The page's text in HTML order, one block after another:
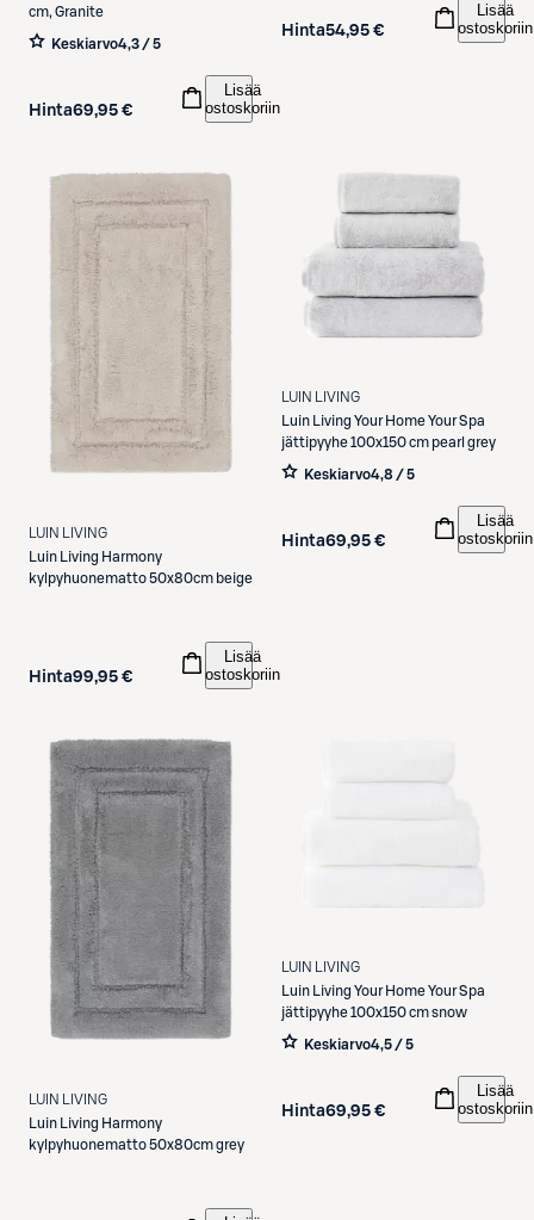
cm, Granite
Keskiarvo4,3 / 5
Hinta69,95 €
Lisää
ostoskoriin
Hinta54,95 €
Lisää
ostoskoriin
LUIN LIVING
Luin Living Harmony
kylpyhuonematto 50x80cm beige
Hinta99,95 €
Lisää
ostoskoriin
LUIN LIVING
Luin Living Your Home Your Spa
jättipyyhe 100x150 cm pearl grey
Keskiarvo4,8 / 5
Hinta69,95 €
Lisää
ostoskoriin
LUIN LIVING
Luin Living Harmony
kylpyhuonematto 50x80cm grey
LUIN LIVING
Luin Living Your Home Your Spa
jättipyyhe 100x150 cm snow
Keskiarvo4,5 / 5
Hinta69,95 €
Lisää
ostoskoriin